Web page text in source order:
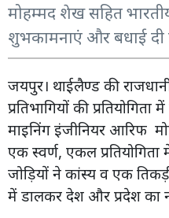
मोहम्मद शेख सहित
शुभकामनाएं और बधाई दी
जयपुर। थाईलैण्ड की
प्रतिभागियों की
माइनिंग इंजीनियर आरिफ
एक स्वर्ण, एकल
जोड़ियों ने कांस्य व एक
में डालकर देश और प्रदेश का